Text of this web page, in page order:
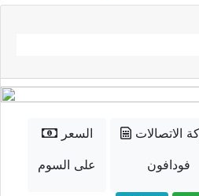
السعر
على السوم
الاتصالات
فودافون